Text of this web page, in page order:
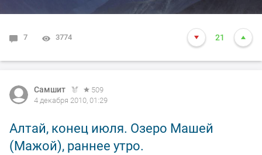
7 3774 21
Самшит
509
4 декабря 2010, 01:29
Алтай, конец июля. Озеро Машей
(Мажой), раннее утро.